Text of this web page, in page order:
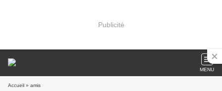
Publicité
MENU
Accueil » amis